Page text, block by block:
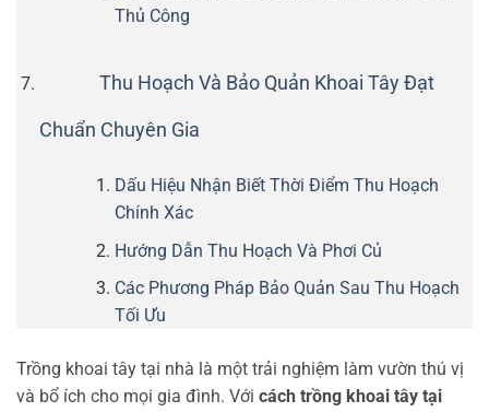
Thủ Công
Thu Hoạch Và Bảo Quản Khoai Tây Đạt
Chuẩn Chuyên Gia
Dấu Hiệu Nhận Biết Thời Điểm Thu Hoạch
Chính Xác
Hướng Dẫn Thu Hoạch Và Phơi Củ
Các Phương Pháp Bảo Quản Sau Thu Hoạch
Tối Ưu
Trồng khoai tây tại nhà là một trải nghiệm làm vườn thú vị
và bổ ích cho mọi gia đình. Với cách trồng khoai tây tại